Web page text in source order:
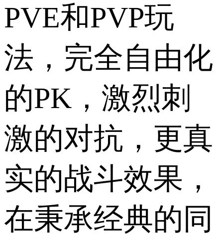
PVE和PVP玩
法，完全自由化
的PK，激烈刺
激的对抗，更真
实的战斗效果，
在秉承经典的同